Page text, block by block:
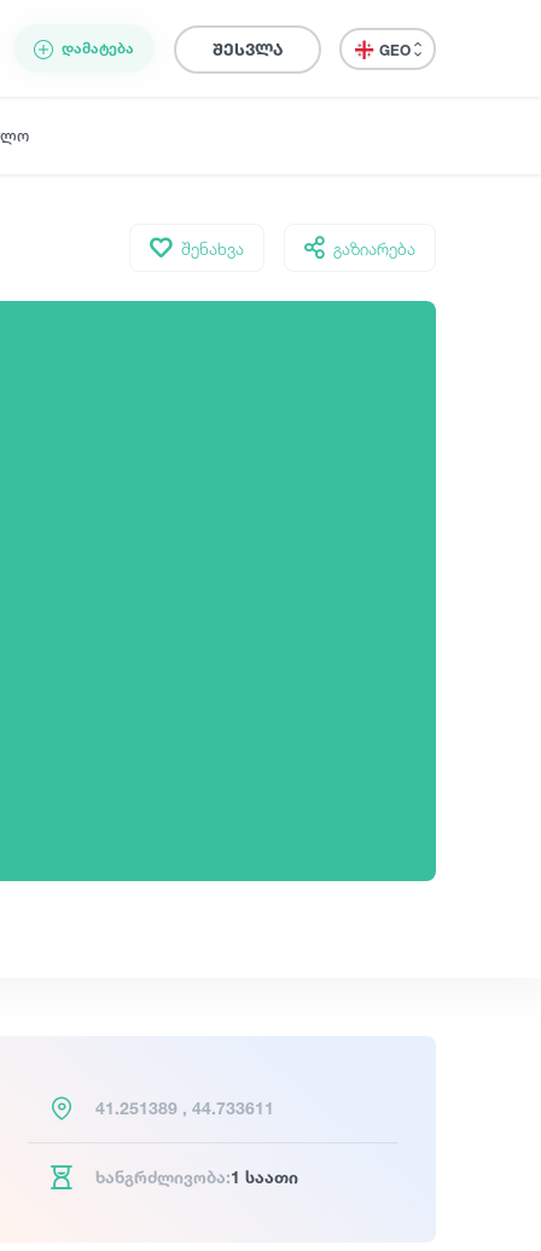
ᲓᲐᲛᲐᲢᲔᲑᲐ შესვლა GEO
შენახვა გაზიარება
41.251389 , 44.733611
ხანგრძლივობა:1 საათი